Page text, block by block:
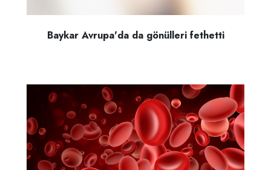
Baykar Avrupa'da da gönülleri fethetti